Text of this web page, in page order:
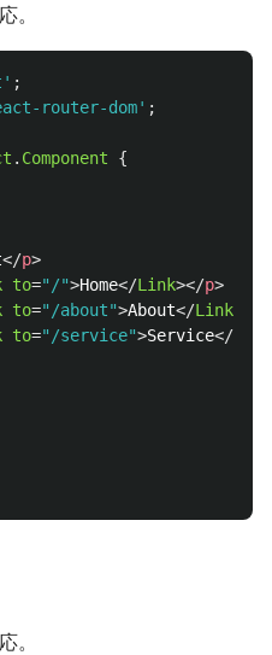
。
' ;
router-dom' ;
. Component
{
</p>
to="/">Home</Link></p>
to="/about">About</Link
to="/service">Service</
。